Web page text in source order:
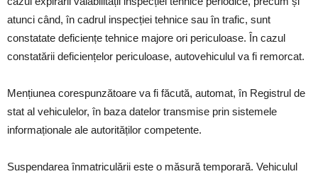
atunci când, în cadrul inspecției tehnice sau în trafic, sunt
constatate deficiențe tehnice majore ori periculoase. În cazul
constatării deficiențelor periculoase, autovehiculul va fi remorcat.
Mențiunea corespunzătoare va fi făcută, automat, în Registrul de
stat al vehiculelor, în baza datelor transmise prin sistemele
informaționale ale autorităților competente.
Suspendarea înmatriculării este o măsură temporară. Vehiculul